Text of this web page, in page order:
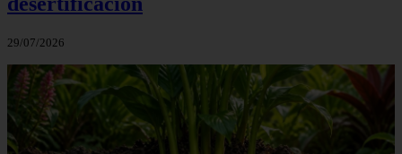
29/07/2026